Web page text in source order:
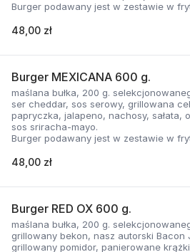
Burger podawany jest w zestawie w
48,00 zł
Burger MEXICANA 600 g.
maślana bułka, 200 g.
ser cheddar, sos serowy, grillowana
papryczka, jalapeno, nachosy, sałata,
sos sriracha-mayo.
Burger podawany jest w zestawie w
48,00 zł
Burger RED OX 600 g.
maślana bułka, 200 g.
grillowany bekon, nasz autorski Bacon
grillowany pomidor, panierowane